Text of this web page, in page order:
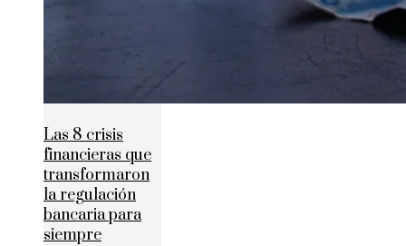
Las 8 crisis
financieras que
transformaron
la regulación
bancaria para
siempre